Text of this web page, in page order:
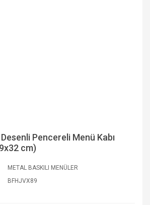
Pencereli Menü Kabı
cm)
METAL BASKILI MENÜLER
BFHJVX89